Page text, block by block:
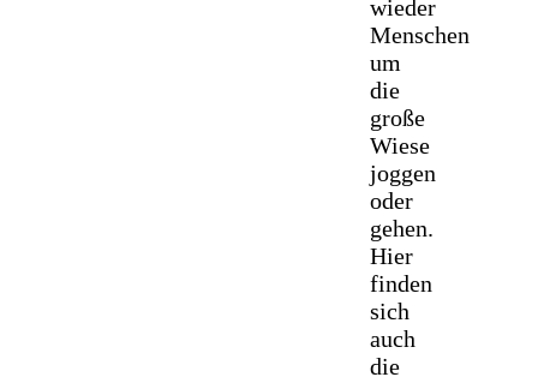
wieder
Menschen
um
die
große
Wiese
joggen
oder
gehen.
Hier
finden
sich
auch
die